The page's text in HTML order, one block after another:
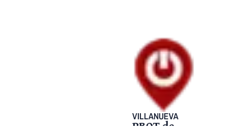
VILLANUEVA
PBOT de